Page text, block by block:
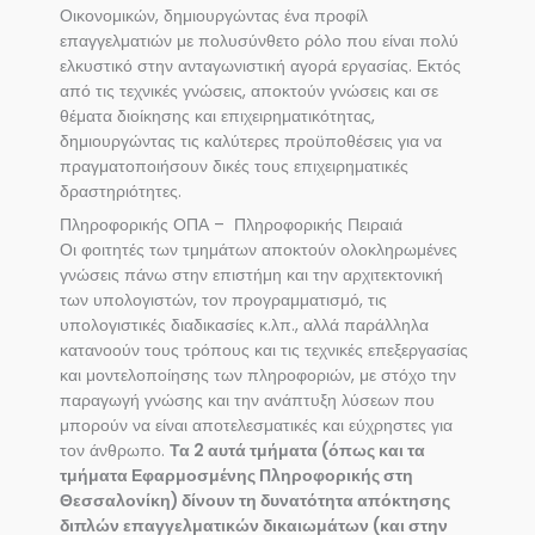
Οικονομικών, δημιουργώντας ένα προφίλ
επαγγελματιών με πολυσύνθετο ρόλο που είναι πολύ
ελκυστικό στην ανταγωνιστική αγορά εργασίας. Εκτός
από τις τεχνικές γνώσεις, αποκτούν γνώσεις και σε
θέματα διοίκησης και επιχειρηματικότητας,
δημιουργώντας τις καλύτερες προϋποθέσεις για να
πραγματοποιήσουν δικές τους επιχειρηματικές
δραστηριότητες.
Πληροφορικής ΟΠΑ – Πληροφορικής Πειραιά
Οι φοιτητές των τμημάτων αποκτούν ολοκληρωμένες
γνώσεις πάνω στην επιστήμη και την αρχιτεκτονική
των υπολογιστών, τον προγραμματισμό, τις
υπολογιστικές διαδικασίες κ.λπ., αλλά παράλληλα
κατανοούν τους τρόπους και τις τεχνικές επεξεργασίας
και μοντελοποίησης των πληροφοριών, με στόχο την
παραγωγή γνώσης και την ανάπτυξη λύσεων που
μπορούν να είναι αποτελεσματικές και εύχρηστες για
τον άνθρωπο. Τα 2 αυτά τμήματα (όπως και τα
τμήματα Εφαρμοσμένης Πληροφορικής στη
Θεσσαλονίκη) δίνουν τη δυνατότητα απόκτησης
διπλών επαγγελματικών δικαιωμάτων (και στην